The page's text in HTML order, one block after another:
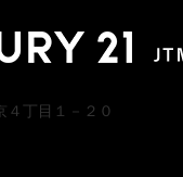
４丁目１－２０